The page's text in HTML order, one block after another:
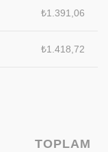
₺1.391,06
₺1.418,72
TOPLAM